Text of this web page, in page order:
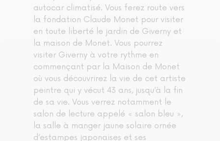
autocar climatisé. Vous ferez route vers
la fondation Claude Monet pour visiter
en toute liberté le jardin de Giverny et
la maison de Monet. Vous pourrez
visiter Giverny à votre rythme en
commençant par la Maison de Monet
où vous découvrirez la vie de cet artiste
peintre qui y vécut 43 ans, jusqu’à la fin
de sa vie. Vous verrez notamment le
salon de lecture appelé « salon bleu »,
la salle à manger jaune solaire ornée
d’estampes japonaises et ses